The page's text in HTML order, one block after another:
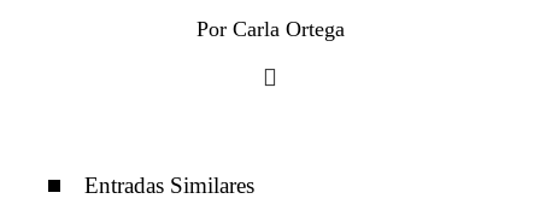
Por Carla Ortega
Entradas Similares